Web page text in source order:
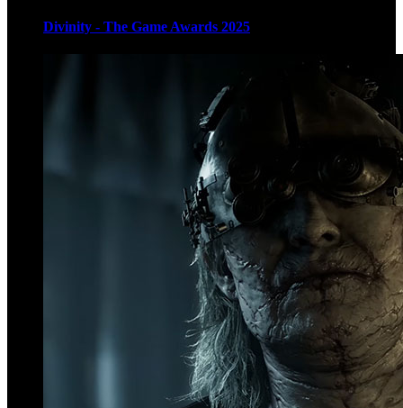
Divinity - The Game Awards 2025